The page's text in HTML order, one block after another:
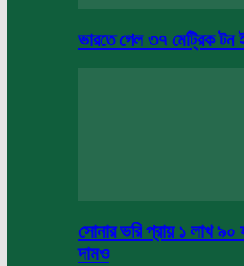
ভারতে গেল ৩৭ মেট্রিক টন
সোনার ভরি প্রায় ১ লাখ ৯০
দামও